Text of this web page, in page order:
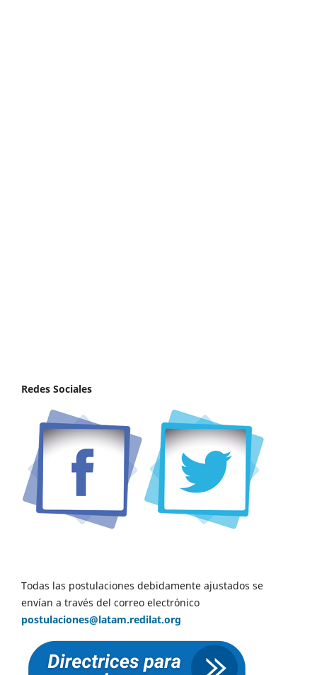
Redes Sociales
Todas las postulaciones debidamente ajustados se
envían a través del correo electrónico
postulaciones@latam.redilat.org